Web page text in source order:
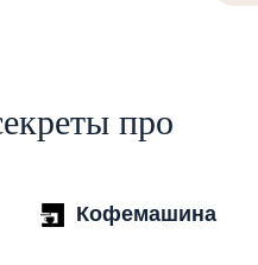
про
Кофемашина